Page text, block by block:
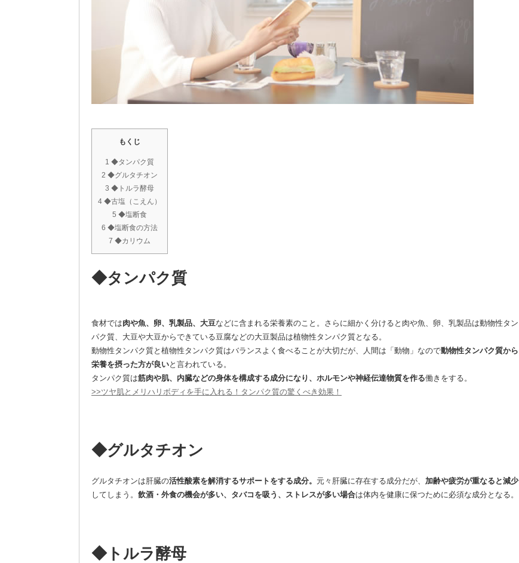
もくじ
1 ◆タンパク質
2 ◆グルタチオン
3 ◆トルラ酵母
4 ◆古塩（こえん）
5 ◆塩断食
6 ◆塩断食の方法
7 ◆カリウム
◆タンパク質
食材では肉や魚、卵、乳製品、大豆などに含まれる栄養素のこと。さらに細かく分けると肉や魚、卵、乳製品は動物性タン
パク質、大豆や大豆からできている豆腐などの大豆製品は植物性タンパク質となる。
動物性タンパク質と植物性タンパク質はバランスよく食べることが大切だが、人間は「動物」なので動物性タンパク質から
栄養を摂った方が良いと言われている。
タンパク質は筋肉や肌、内臓などの身体を構成する成分になり、 ホルモンや神経伝達物質を作る働きをする。
>>ツヤ肌とメリハリボディを手に入れる！タンパク質の驚くべき効果！
◆グルタチオン
グルタチオンは肝臓の活性酸素を解消するサポートをする成分。 元々肝臓に存在する成分だが、 加齢や疲労が重なると減少
してしまう。 飲酒・外食の機会が多い、タバコを吸う、ストレスが多い場合は体内を健康に保つために必須な成分となる。
◆トルラ酵母